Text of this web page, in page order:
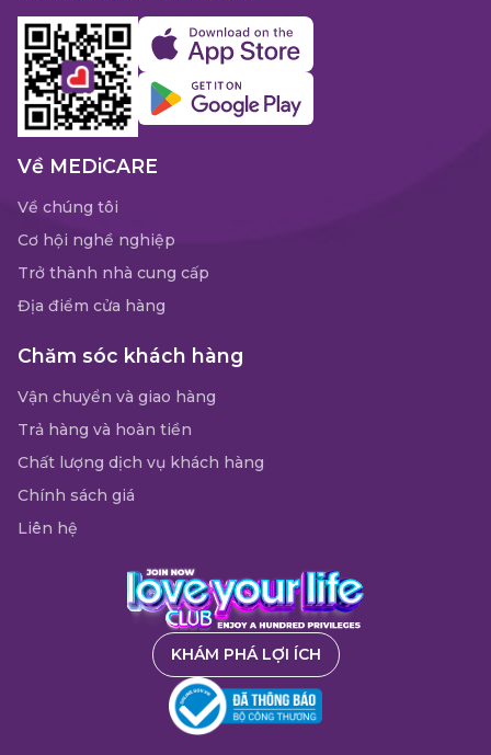
Về MEDiCARE
Về chúng tôi
Cơ hội nghề nghiệp
Trở thành nhà cung cấp
Địa điểm cửa hàng
Chăm sóc khách hàng
Vận chuyển và giao hàng
Trả hàng và hoàn tiền
Chất lượng dịch vụ khách hàng
Chính sách giá
Liên hệ
KHÁM PHÁ LỢI ÍCH